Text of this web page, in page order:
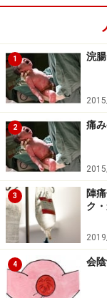
1 浣
2 痛
3
陣
ク
4 会